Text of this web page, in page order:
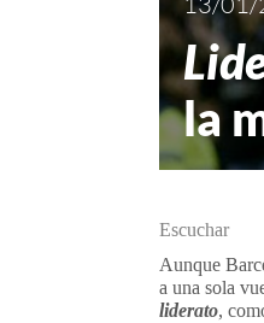
la
Escuchar
Aunque
a una sola
liderato,